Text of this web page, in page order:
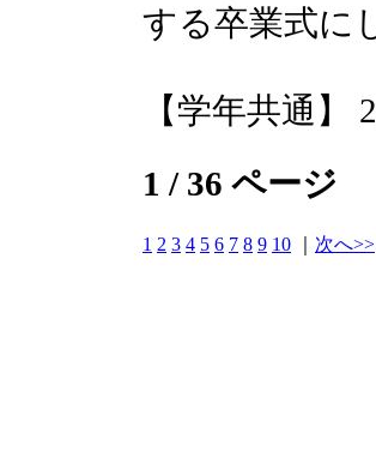
する卒業式に
【学年共通】
1 / 36 ページ
1 2 3 4 5 6 7 8 9 10 次へ>>